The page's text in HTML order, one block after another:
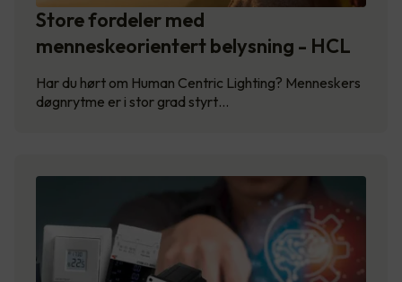
Store fordeler med
menneskeorientert belysning - HCL
Har du hørt om Human Centric Lighting? Menneskers
døgnrytme er i stor grad styrt…